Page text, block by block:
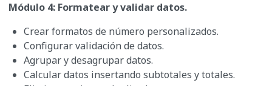
Módulo 4: Formatear y validar datos.
Crear formatos de número personalizados.
Configurar validación de datos.
Agrupar y desagrupar datos.
Calcular datos insertando subtotales y totales.